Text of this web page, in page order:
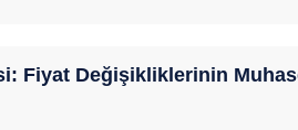
Fiyat Değişikliklerinin